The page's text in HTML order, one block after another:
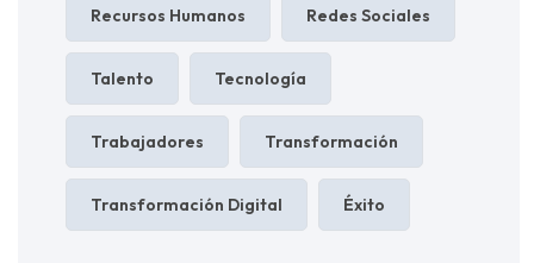
Recursos Humanos Redes Sociales
Talento Tecnología
Trabajadores Transformación
Transformación Digital Éxito